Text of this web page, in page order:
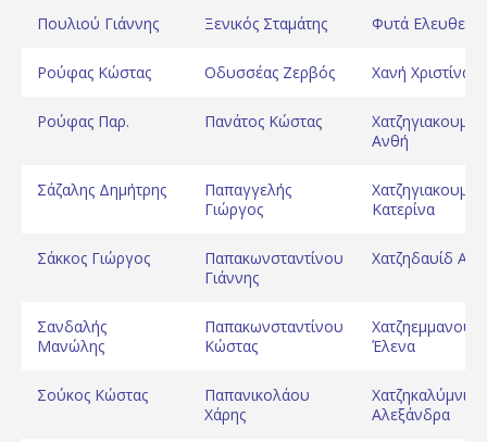
Πουλιού Γιάννης Ξενικός Σταμάτης Φυτά Ελευθερία
Ρούφας Κώστας Οδυσσέας Ζερβός Χανή Χριστίνα
Ρούφας Παρ. Πανάτος Κώστας
Χατζηγιακουμή
Ανθή
Σάζαλης Δημήτρης
Παπαγγελής
Γιώργος
Χατζηγιακουμή
Κατερίνα
Σάκκος Γιώργος
Παπακωνσταντίνου
Γιάννης
Χατζηδαυίδ
Σανδαλής
Μανώλης
Παπακωνσταντίνου
Κώστας
Έλενα
Σούκος Κώστας
Παπανικολάου
Χάρης
Χατζηκαλύμνιου
Αλεξάνδρα